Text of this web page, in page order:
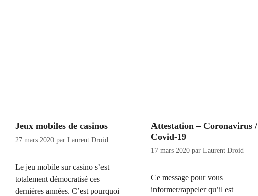
Jeux mobiles de casinos
27 mars 2020 par Laurent Droid
Le jeu mobile sur casino s’est
totalement démocratisé ces
dernières années. C’est pourquoi
Attestation – Coronavirus /
Covid-19
17 mars 2020 par Laurent Droid
Ce message pour vous
informer/rappeler qu’il est